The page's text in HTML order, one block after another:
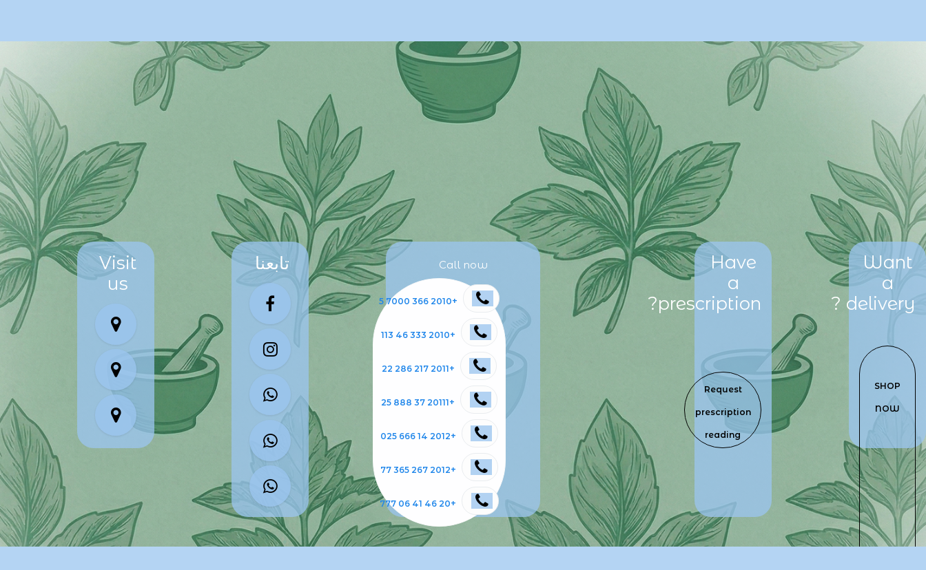
Visit
us
تابعنا
Want
a
delivery?
SHOP
NOW
Have
a
prescription?
​
Request
prescription
reading
Call now
+2010 366 7000 5
+2010 333 46 113
+2011 217 286 22
+20111 37 888 25
+2012 14 666 025
+2012 267 365 77
+20 46 41 06 777